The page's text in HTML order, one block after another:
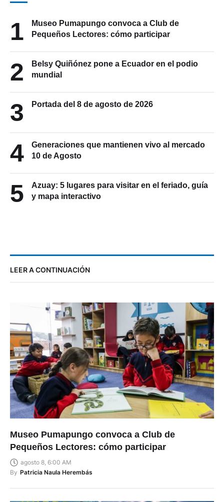
1
Museo Pumapungo convoca a Club de
Pequeños Lectores: cómo participar
2
Belsy Quiñónez pone a Ecuador en el podio
mundial
3 Portada del 8 de agosto de 2026
4
Generaciones que mantienen vivo al mercado
10 de Agosto
5
Azuay: 5 lugares para visitar en el feriado, guía
y mapa interactivo
LEER A CONTINUACIÓN
Museo Pumapungo convoca a Club de
Pequeños Lectores: cómo participar
agosto 8, 6:00 AM
By Patricia Naula Herembás